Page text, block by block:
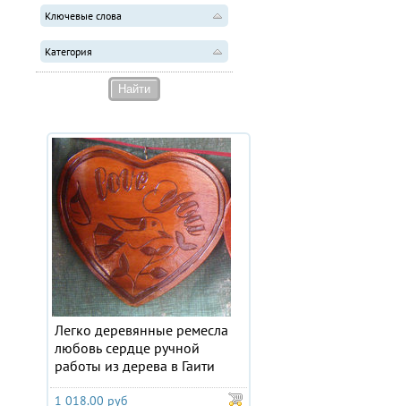
Ключевые слова
Категория
Легко деревянные ремесла
любовь сердце ручной
работы из дерева в Гаити
1 018.00 руб